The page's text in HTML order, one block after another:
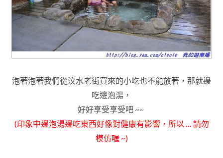
泡著泡著我們從汶水老街買來的小吃也不能放著 ，那就邊
吃邊泡湯 ，
好好享受享受吧 ~~
(印象中邊泡湯邊吃東西好像對健康有影響，所以 … 請勿
模仿喔 ~)